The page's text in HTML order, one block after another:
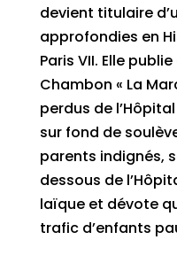
devient titulaire
approfondies en
Paris VII. Elle
Chambon « La
perdus de
sur fond de
parents indignés,
dessous de
laïque et dévote
trafic d’enfants